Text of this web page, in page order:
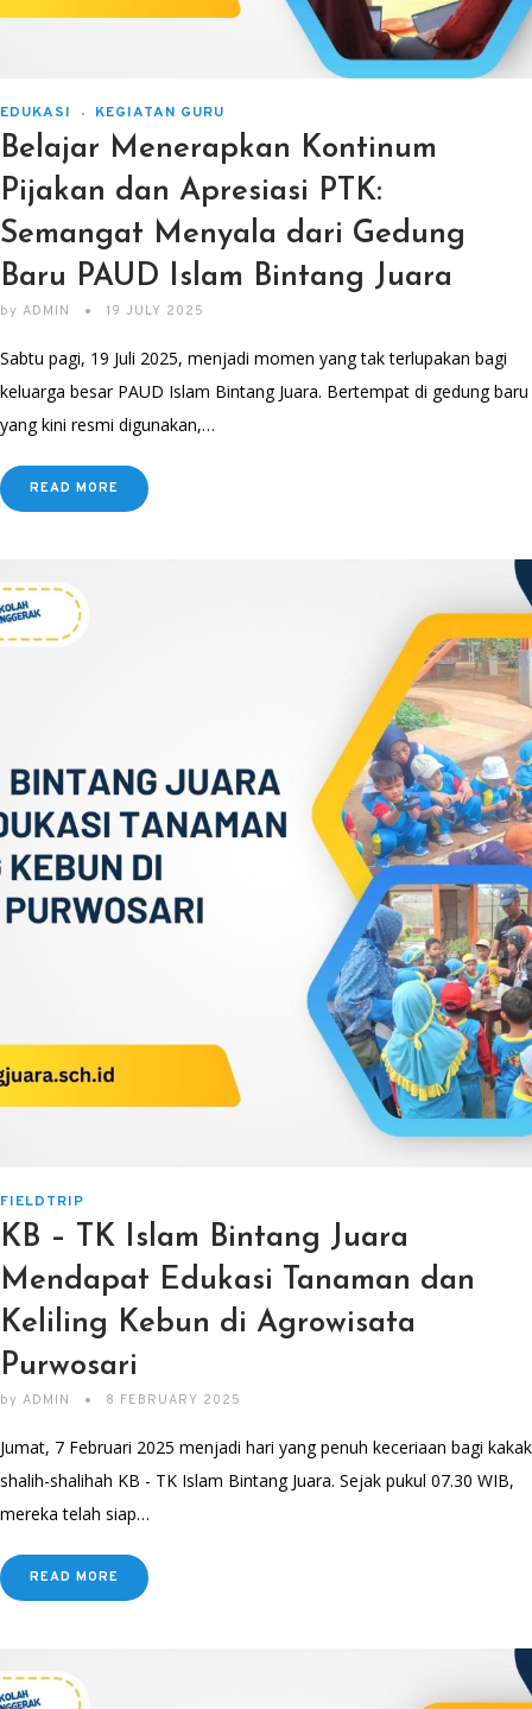
EDUKASI KEGIATAN GURU
Belajar Menerapkan Kontinum
Pijakan dan Apresiasi PTK:
Semangat Menyala dari Gedung
Baru PAUD Islam Bintang Juara
by ADMIN 19 JULY 2025
Sabtu pagi, 19 Juli 2025, menjadi momen yang tak terlupakan bagi
keluarga besar PAUD Islam Bintang Juara. Bertempat di gedung baru
yang kini resmi digunakan,…
READ MORE
FIELDTRIP
KB – TK Islam Bintang Juara
Mendapat Edukasi Tanaman dan
Keliling Kebun di Agrowisata
Purwosari
by ADMIN 8 FEBRUARY 2025
Jumat, 7 Februari 2025 menjadi hari yang penuh keceriaan bagi kakak
shalih-shalihah KB - TK Islam Bintang Juara. Sejak pukul 07.30 WIB,
mereka telah siap…
READ MORE